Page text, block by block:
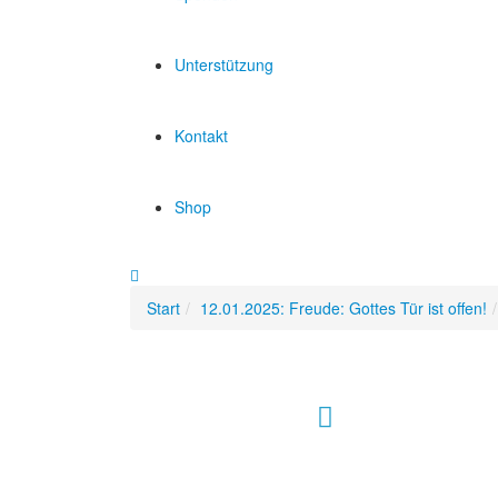
Unterstützung
Kontakt
Shop
Start 12.01.2025: Freude: Gottes Tür ist offen!